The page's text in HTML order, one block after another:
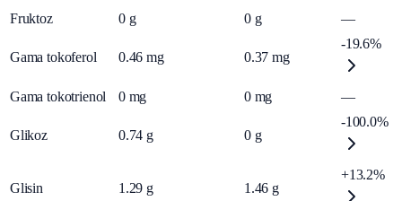
Fruktoz 0 g 0 g —
Gama tokoferol 0.46 mg 0.37 mg
-19.6%
Gama tokotrienol 0 mg 0 mg —
Glikoz 0.74 g 0 g
-100.0%
Glisin 1.29 g 1.46 g
+13.2%